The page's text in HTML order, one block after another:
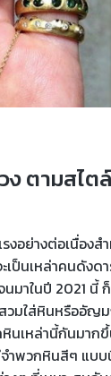
ตามสไตล์
งอย่างต่อเนื่องส
ป็นเหล่าคนดังด
มาในปี 2021 นี้
สวมใส่หินหรืออั
หินเหล่านี้กันมาก
ำพวกหินสีๆ แบบ